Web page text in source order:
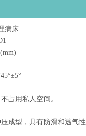
病床
占用私人空间。
成型，具有防滑和透气性